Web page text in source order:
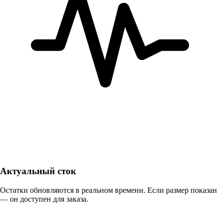
Актуальный сток
Остатки обновляются в реальном времени. Если размер показан
— он доступен для заказа.